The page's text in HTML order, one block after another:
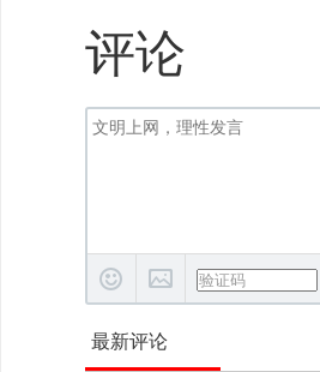
评论
最新评论